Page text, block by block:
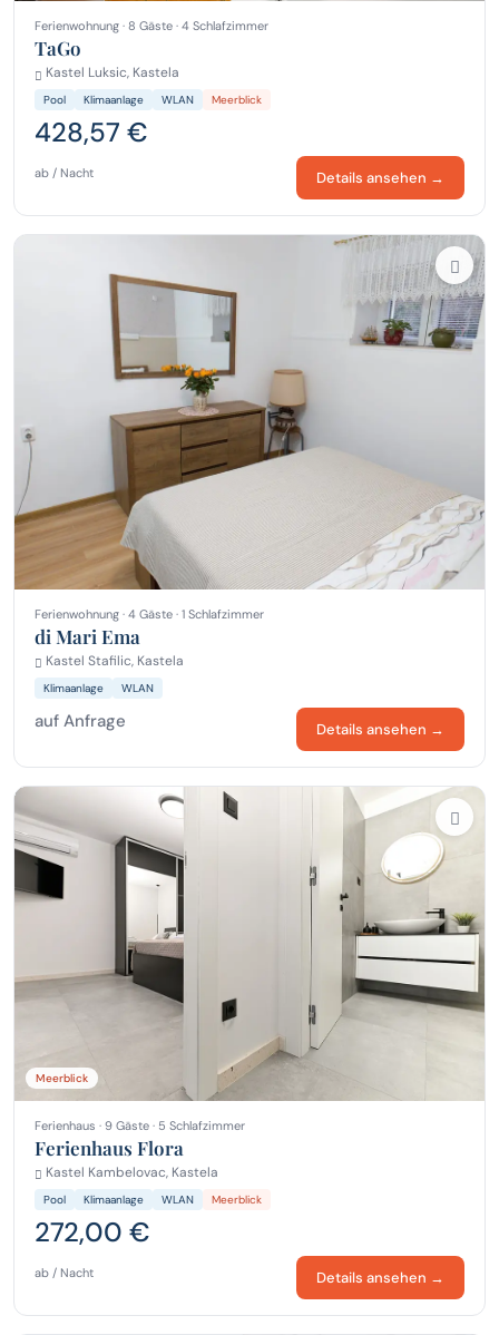
Ferienwohnung · 8 Gäste · 4 Schlafzimmer
TaGo
Kastel Luksic, Kastela
Pool Klimaanlage WLAN Meerblick
428,57 €
ab / Nacht Details ansehen →
Ferienwohnung · 4 Gäste · 1 Schlafzimmer
di Mari Ema
Kastel Stafilic, Kastela
Klimaanlage WLAN
auf Anfrage Details ansehen →
Meerblick
Ferienhaus · 9 Gäste · 5 Schlafzimmer
Ferienhaus Flora
Kastel Kambelovac, Kastela
Pool Klimaanlage WLAN Meerblick
272,00 €
ab / Nacht Details ansehen →